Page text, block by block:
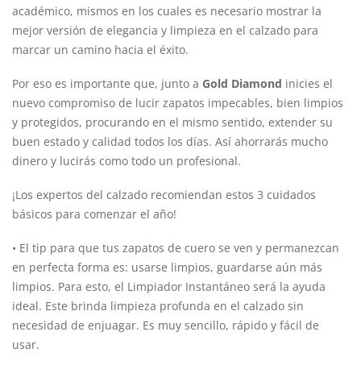
académico, mismos en los cuales es necesario mostrar la
mejor versión de elegancia y limpieza en el calzado para
marcar un camino hacia el éxito.
Por eso es importante que, junto a Gold Diamond inicies el
nuevo compromiso de lucir zapatos impecables, bien limpios
y protegidos, procurando en el mismo sentido, extender su
buen estado y calidad todos los días. Así ahorrarás mucho
dinero y lucirás como todo un profesional.
¡Los expertos del calzado recomiendan estos 3 cuidados
básicos para comenzar el año!
• El tip para que tus zapatos de cuero se ven y permanezcan
en perfecta forma es: usarse limpios, guardarse aún más
limpios. Para esto, el Limpiador Instantáneo será la ayuda
ideal. Este brinda limpieza profunda en el calzado sin
necesidad de enjuagar. Es muy sencillo, rápido y fácil de
usar.